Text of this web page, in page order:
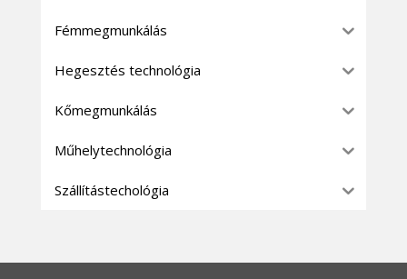
Fémmegmunkálás
Hegesztés technológia
Kőmegmunkálás
Műhelytechnológia
Szállítástechológia